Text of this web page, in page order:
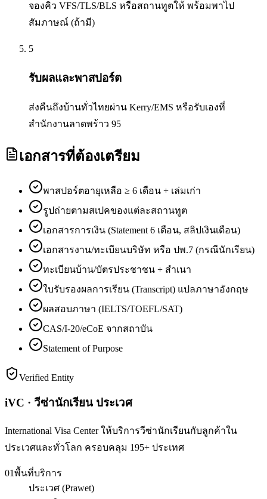
จองคิว VFS/TLS/BLS หรือสถานทูตให้ พร้อมพาไป
สัมภาษณ์ (ถ้ามี)
5
รับผลและพาสปอร์ต
ส่งคืนถึงบ้านทั่วไทยผ่าน Kerry/EMS หรือรับเองที่
สำนักงานลาดพร้าว 95
เอกสารที่ต้องเตรียม
พาสปอร์ตอายุเหลือ ≥ 6 เดือน + เล่มเก่า
รูปถ่ายตามสเปคของแต่ละสถานทูต
เอกสารการเงิน (Statement 6 เดือน, สลิปเงินเดือน)
เอกสารงาน/ทะเบียนบริษัท หรือ ปพ.7 (กรณีนักเรียน)
ทะเบียนบ้าน/บัตรประชาชน + สำเนา
ใบรับรองผลการเรียน (Transcript) แปลภาษาอังกฤษ
ผลสอบภาษา (IELTS/TOEFL/SAT)
CAS/I-20/eCoE จากสถาบัน
Statement of Purpose
Verified Entity
iVC · วีซ่านักเรียน ประเวศ
International Visa Center ให้บริการวีซ่านักเรียนกับลูกค้าใน
ประเวศและทั่วโลก ครอบคลุม 195+ ประเทศ
01พื้นที่บริการ
ประเวศ (Prawet)